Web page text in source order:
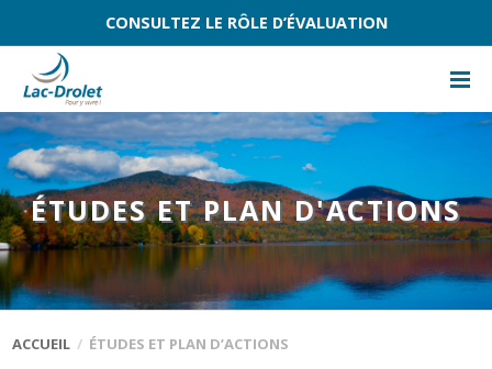
CONSULTEZ LE RÔLE D’ÉVALUATION
ÉTUDES ET PLAN D'ACTIONS
ACCUEIL ÉTUDES ET PLAN D’ACTIONS